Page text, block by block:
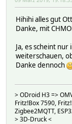
Hihihi alles gut
Danke, mit
Ja, es scheint
weiterschauen,
Danke dennoch
> ODroid H3 =>
Fritz!Box 7590,
Zigbee2MQTT,
> 3D-Druck <